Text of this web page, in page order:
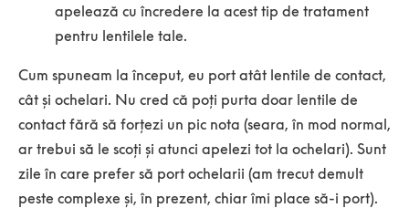
apelează cu încredere la acest tip de tratament
pentru lentilele tale.
Cum spuneam la început, eu port atât lentile de contact,
cât și ochelari. Nu cred că poți purta doar lentile de
contact fără să forțezi un pic nota (seara, în mod normal,
ar trebui să le scoți și atunci apelezi tot la ochelari). Sunt
zile în care prefer să port ochelarii (am trecut demult
peste complexe și, în prezent, chiar îmi place să-i port).